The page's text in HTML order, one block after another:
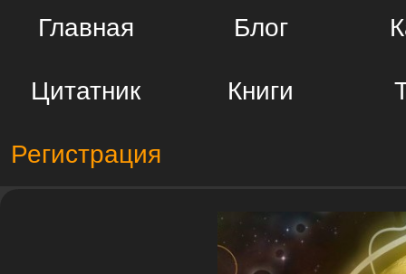
Главная Блог
Цитатник Книги
Регистрация